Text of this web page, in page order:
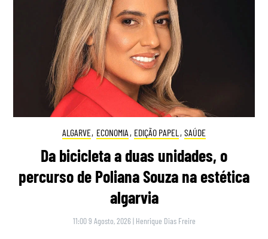
ALGARVE, ECONOMIA , EDIÇÃO PAPEL , SAÚDE
Da bicicleta a duas unidades, o
percurso de Poliana Souza na estética
algarvia
11:00 9 Agosto, 2026 | Henrique Dias Freire